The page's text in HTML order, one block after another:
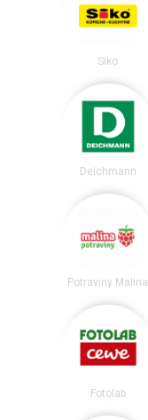
Siko
Deichmann
Potraviny Malina
Fotolab